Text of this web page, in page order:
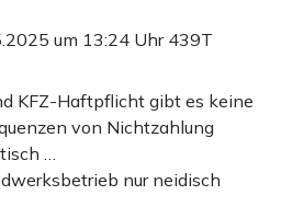
um 13:24 Uhr 439T
KFZ-Haftpflicht gibt es keine
von Nichtzahlung
…
nur neidisch